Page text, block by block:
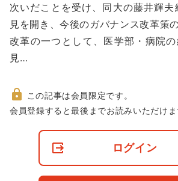
動次いだことを受け、同大の藤井輝
見を開き、今後のガバナンス改革策
改革の一つとして、医学部・病院
見…
非
この記事は会員限定です。
会員登録すると最後までお読みいただけま
ログイン